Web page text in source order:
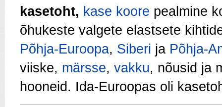
kasetoht, kase koore pealmine
õhukeste valgete elastsete
Põhja-Euroopa, Siberi ja Põhja-
viiske, märsse, vakku, nõusid ja
hooneid. Ida-Euroopas oli